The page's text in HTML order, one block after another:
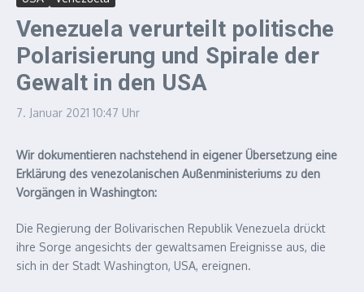
Venezuela verurteilt politische
Polarisierung und Spirale der
Gewalt in den USA
7. Januar 2021 10:47 Uhr
Wir dokumentieren nachstehend in eigener Übersetzung eine
Erklärung des venezolanischen Außenministeriums zu den
Vorgängen in Washington:
Die Regierung der Bolivarischen Republik Venezuela drückt
ihre Sorge angesichts der gewaltsamen Ereignisse aus, die
sich in der Stadt Washington, USA, ereignen.